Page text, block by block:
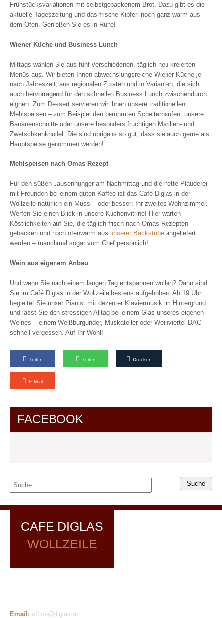
Frühstücksvariationen mit selbstgebackenem Brot. Dazu gibt es die
aktuelle Tageszeitung und das frische Kipferl noch ganz warm aus
dem Ofen. Genießen Sie es in Ruhe!
Wiener Küche und Business Lunch
Mittags wählen Sie aus fünf verschiedenen, täglich neu kreierten
Menüs aus. Wir bieten Ihnen abwechslungsreiche Wiener Küche je
nach Jahreszeit, aus regionalen Zutaten und in Varianten, die sich
auch hervorragend für den schnellen Business Lunch zwischendurch
eignen. Zum Dessert servieren wir Ihnen unsere traditionellen
Mehlspeisen – zum Beispiel den berühmten Scheiterhaufen, unsere
Bananenschnitte oder unsere besonders fruchtigen Marillen- und
Zwetschkenknödel. Die sind übrigens so gut, dass sie auch gerne als
Hauptspeise genommen werden!
Mehlspeisen nach Omas Rezept
Für den süßen Jausenhunger am Nachmittag und die nette Plauderei
mit Freunden bei einem guten Kaffee ist das Café Diglas in der
Wollzeile natürlich ein Muss – oder besser: Ihr zweites Wohnzimmer.
Werfen Sie einen Blick in unsere Kuchenvitrine! Hier warten
Köstlichkeiten auf Sie, die täglich frisch nach Omas Rezepten
gebacken und noch ofenwarm aus unserer Backstube angeliefert
werden – manchmal sogar vom Chef persönlich!
Wein aus eigenem Anbau
Und wenn Sie nach einem langen Tag entspannen wollen? Dann sind
Sie im Café Diglas in der Wollzeile bestens aufgehoben. Ab 19 Uhr
begleitet Sie unser Pianist mit dezenter Klaviermusik im Hintergrund
und lässt Sie den stressigen Alltag bei einem Glas unseres eigenen
Weines – einem Weißburgunder, Muskateller oder Weinviertel DAC –
schnell vergessen. Auf Ihr Wohl!
Teilen Teilen Drucken
E-Mail
FACEBOOK
CAFE DIGLAS
WOLLZEILE
Email: office@diglas.at